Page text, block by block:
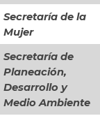
Secretaría de la
Mujer
Secretaría de
Planeación,
Desarrollo y
Medio Ambiente